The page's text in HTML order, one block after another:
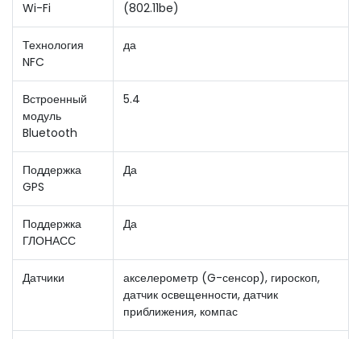
Wi-Fi (802.11be)
Технология
NFC
да
Встроенный
модуль
Bluetooth
5.4
Поддержка
GPS
Да
Поддержка
ГЛОНАСС
Да
Датчики
акселерометр (G-сенсор), гироскоп,
датчик освещенности, датчик
приближения, компас